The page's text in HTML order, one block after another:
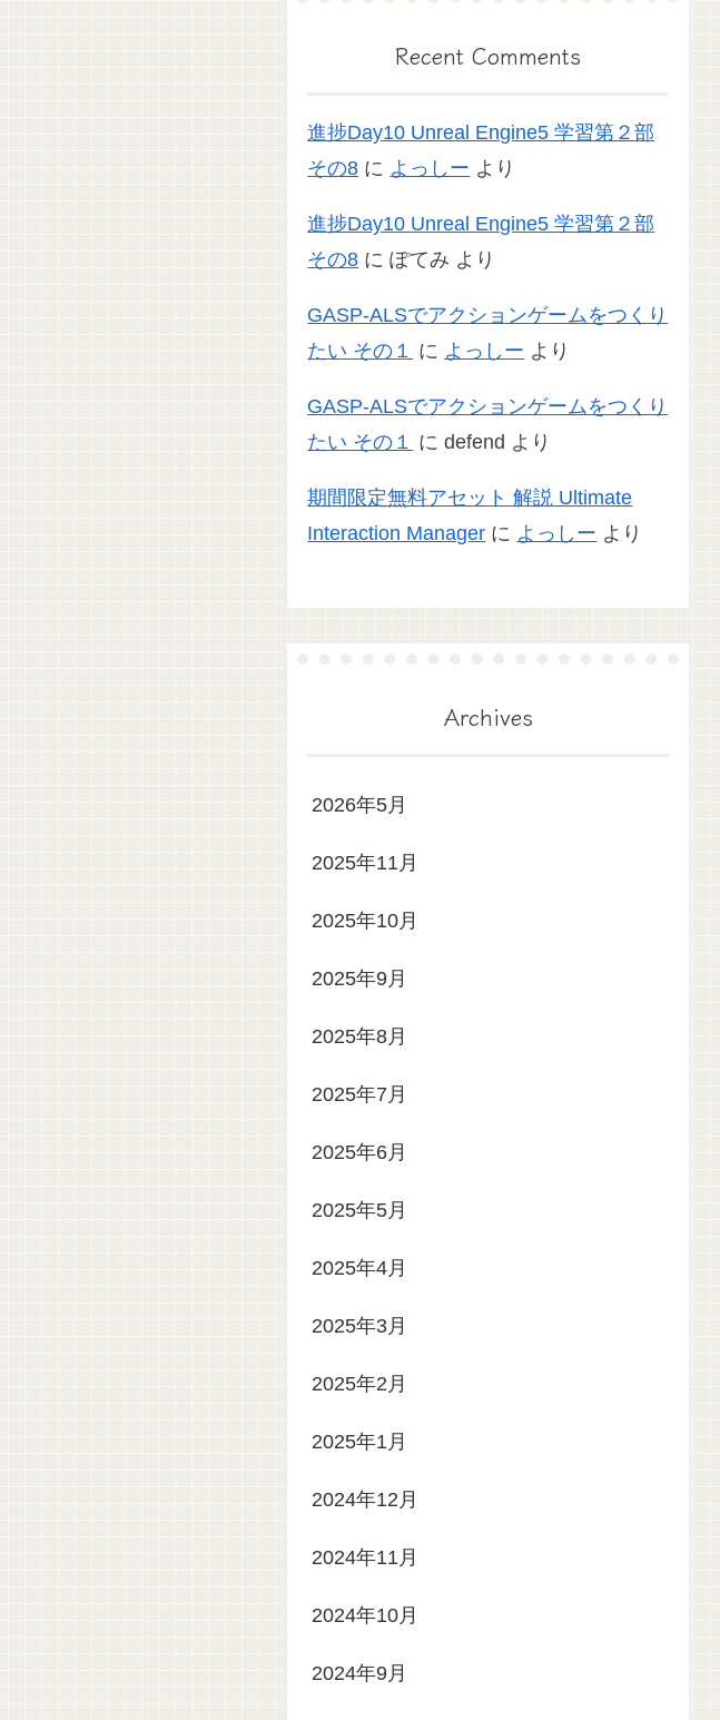
Recent Comments
進捗Day10 Unreal Engine5 学習第２部
その8 に よっしー より
進捗Day10 Unreal Engine5 学習第２部
その8 にぽてみ より
GASP-ALSでアクションゲームをつくり
たい その１ に よっしー より
GASP-ALSでアクションゲームをつくり
たい その１ にdefend より
期間限定無料アセット 解説 Ultimate
Interaction Manager に よっしー より
Archives
2026年5月
2025年11月
2025年10月
2025年9月
2025年8月
2025年7月
2025年6月
2025年5月
2025年4月
2025年3月
2025年2月
2025年1月
2024年12月
2024年11月
2024年10月
2024年9月